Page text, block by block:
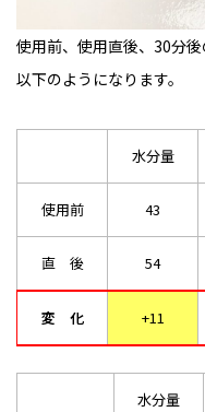
使用前、使用直後、30分
以下のようになります。
水分量
使用前 43
直　後 54
変　化 +11
水分量